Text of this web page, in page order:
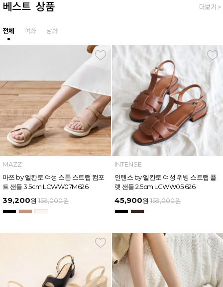
베스트 상품
전체 여화 남화
더보기 >
MAZZ
마쯔 by 엘칸토 여성 스톤 스트랩 컴포
트 샌들 3.5cm LCWW07M626
39,200원 159,000원
INTENSE
인텐스 by 엘칸토 여성 위빙 스트랩 플
랫 샌들 2.5cm LCWW05I626
45,900원 159,000원